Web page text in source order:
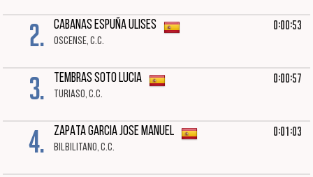
2. CABANAS ESPUÑA ULISES
OSCENSE, C.C.
0:00:53
3. TEMBRAS SOTO LUCIA
TURIASO, C.C.
0:00:57
4. ZAPATA GARCIA JOSE MANUEL
BILBILITANO, C.C.
0:01:03